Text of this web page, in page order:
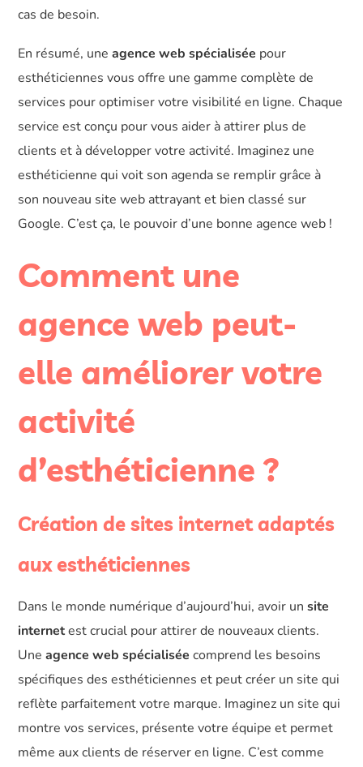
cas de besoin.
En résumé, uneagence web spécialisée pour
esthéticiennes vous offre une gamme complète de
services pour optimiser votre visibilité en ligne. Chaque
service est conçu pour vous aider à attirer plus de
clients et à développer votre activité. Imaginez une
esthéticienne qui voit son agenda se remplir grâce à
son nouveau site web attrayant et bien classé sur
Google. C’est ça, le pouvoir d’une bonne agence web !
Comment une
agence web peut-
elle améliorer votre
activité
d’esthéticienne ?
Création de sites internet adaptés
aux esthéticiennes
Dans le monde numérique d’aujourd’hui, avoir unsite
internetest crucial pour attirer de nouveaux clients.
Uneagence web spécialisée comprend les besoins
spécifiques des esthéticiennes et peut créer un site qui
reflète parfaitement votre marque. Imaginez un site qui
montre vos services, présente votre équipe et permet
même aux clients de réserver en ligne. C’est comme